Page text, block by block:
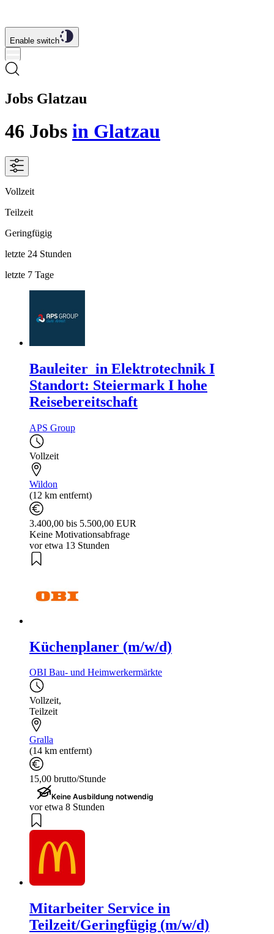
Enable switch
Jobs Glatzau
46 Jobs in Glatzau
Vollzeit
Teilzeit
Geringfügig
letzte 24 Stunden
letzte 7 Tage
Bauleiter_in Elektrotechnik I
Standort: Steiermark I hohe
Reisebereitschaft
APS Group
Vollzeit
Wildon
(12 km entfernt)
3.400,00 bis 5.500,00 EUR
Keine Motivationsabfrage
vor etwa 13 Stunden
Küchenplaner (m/w/d)
OBI Bau- und Heimwerkermärkte
Vollzeit,
Teilzeit
Gralla
(14 km entfernt)
15,00 brutto/Stunde
Keine Ausbildung notwendig
vor etwa 8 Stunden
Mitarbeiter Service in
Teilzeit/Geringfügig (m/w/d)